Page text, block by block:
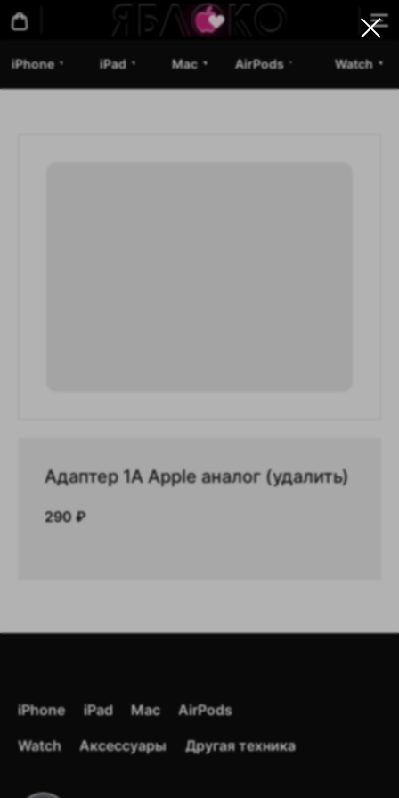
iPhone iPad Mac AirPods Watch
Адаптер 1A Apple аналог (удалить)
290 ₽
iPhone iPad Mac
AirPods
Watch
Другая техника
Аксессуары
Цены зависят от курса доллара
могут изменяться.